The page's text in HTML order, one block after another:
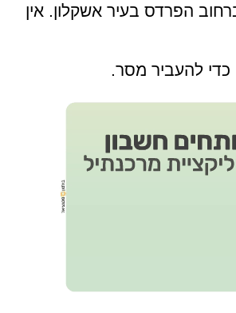
הפרדס בעיר אשקלון. אין
כדי להעביר מסר.